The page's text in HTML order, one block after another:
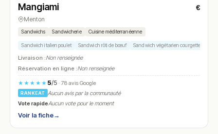
N° 19
Mangiami €
Menton
Sandwichs Sandwicherie Cuisine méditerranéenne
Sandwich italien poulet Sandwich rôti de bœuf Sandwich végétarien courgette
Livraison :Non renseignée
Réservation en ligne :Non renseignée
★★★★★ 5/5· 78 avis Google
RANKEAT
Aucun avis par la communauté
Vote rapideAucun vote pour le moment
Voir la fiche→